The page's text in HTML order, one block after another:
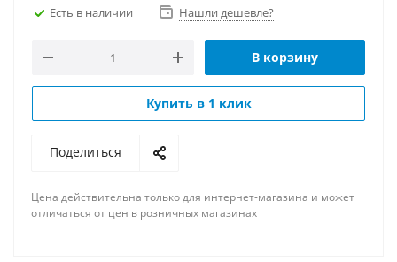
Есть в наличии Нашли дешевле?
В корзину
Купить в 1 клик
Поделиться
Цена действительна только для интернет-магазина и может
отличаться от цен в розничных магазинах